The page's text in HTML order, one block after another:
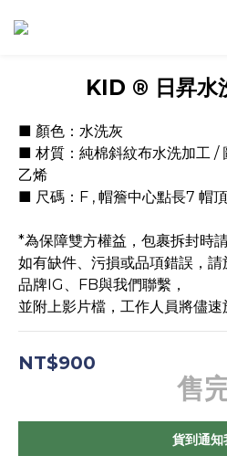
KID ® 日昇水
■ 顏色：水洗灰
■ 材質：純棉斜紋布水洗加工 /
乙烯
■ 尺碼：F , 帽簷中心點長7 帽
*為保障雙方權益，包裹拆封時
如有缺件、污損或品項錯誤，
品牌IG、FB與我們聯繫，
並附上影片檔，工作人員將儘速
NT$900
售
貨到通知